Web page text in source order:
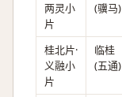
两灵小
片
(骥马)
桂北片·
义融小
片
临桂
(五通)